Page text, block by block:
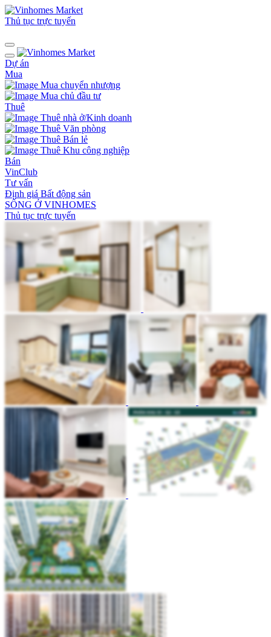
Thủ tục trực tuyến
Dự án
Mua
Mua chuyển nhượng
Mua chủ đầu tư
Thuê
Thuê nhà ở/Kinh doanh
Thuê Văn phòng
Thuê Bán lẻ
Thuê Khu công nghiệp
Bán
VinClub
Tư vấn
Định giá Bất động sản
SỐNG Ở VINHOMES
Thủ tục trực tuyến